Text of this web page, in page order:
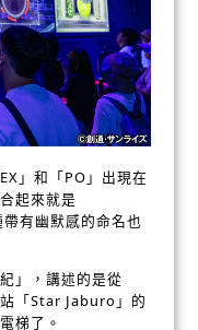
」和「PO」出現在
起來就是
有幽默感的命名也
」，講述的是從
「Star Jaburo」的
梯了。